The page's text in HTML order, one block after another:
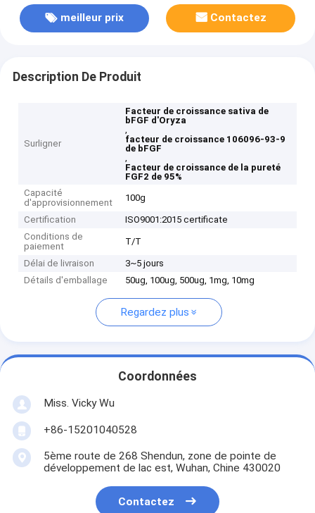
meilleur prix Contactez
Description De Produit
Surligner
Facteur de croissance sativa de
bFGF d'Oryza
,
facteur de croissance 106096-93-9
de bFGF
,
Facteur de croissance de la pureté
FGF2 de 95%
Capacité
d'approvisionnement
100g
Certification
ISO9001:2015 certificate
Conditions de
paiement
T/T
Délai de livraison
3~5 jours
Détails d'emballage
50ug, 100ug, 500ug, 1mg, 10mg
Regardez plus
Coordonnées
Miss. Vicky Wu
+86-15201040528
5ème route de 268 Shendun, zone de pointe de
développement de lac est, Wuhan, Chine 430020
Contactez